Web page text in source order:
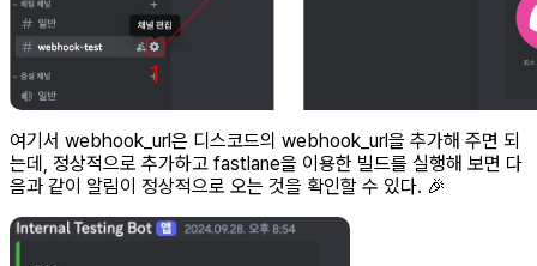
여기서 webhook_url은 디스코드의 webhook_url을 추가해 주면 되
는데, 정상적으로 추가하고 fastlane을 이용한 빌드를 실행해 보면 다
음과 같이 알림이 정상적으로 오는 것을 확인할 수 있다. 🎉